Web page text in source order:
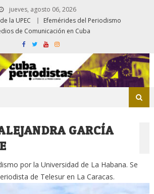
jueves, agosto 06, 2026
la UPEC
Efemérides del Periodismo
de Comunicación en Cuba
GARCÍA
por la Universidad de La Habana. Se
de Telesur en La Caracas.